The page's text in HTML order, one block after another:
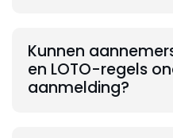
Kunnen
en LOTO-regels
aanmelding?